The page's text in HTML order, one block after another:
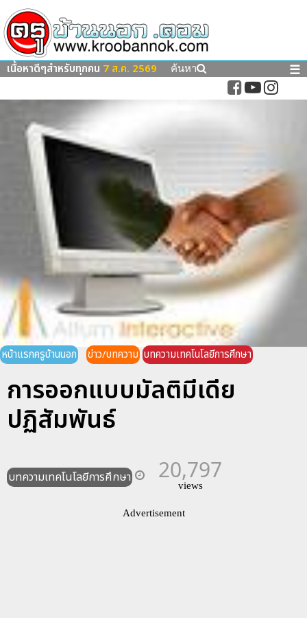
เนื้อหาดีๆสำหรับทุกคน 7 ส.ค. 2569 ค้นหา ☰
หน้าแรกครูบ้านนอก ข่าว/บทความ บทความเทคโนโลยีการศึกษา
การออกแบบมัลติมีเดีย
ปฏิสัมพันธ์
บทความเทคโนโลยีการศึกษา 20,797
views
Advertisement